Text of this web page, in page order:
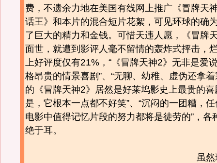
费，不遗余力地在美国有线网上推广《冒牌天
话王》和本片的混合短片花絮，可见环球的确
了巨大的精力和金钱。可惜天违人愿，《冒牌
面世，就遭到影评人毫不留情的轰炸式抨击，
上好评度仅有21%，“《冒牌天神2》无非是爱
格昂贵的情景喜剧”、“无聊、幼稚、虚伪还拿
的《冒牌天神2》居然是好莱坞影史上最贵的
是，它根本一点都不好笑”、“沉闷的一团糟，
电影中值得记忆片段的努力都将是徒劳的”，各
绝于耳。
虽